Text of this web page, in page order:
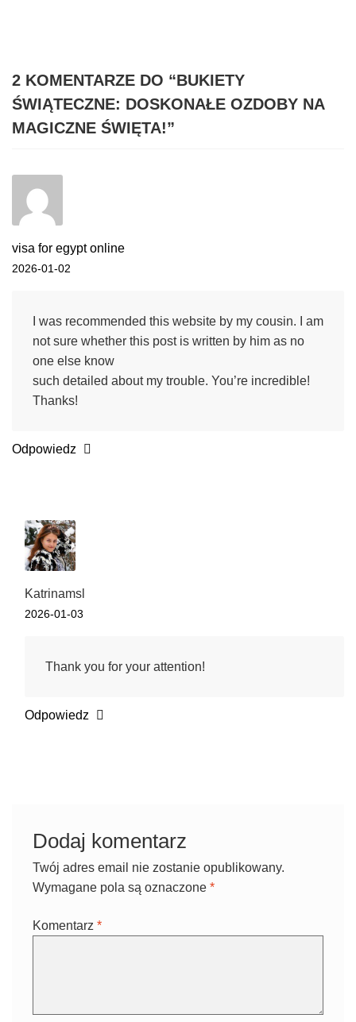
2 KOMENTARZE DO “BUKIETY
ŚWIĄTECZNE: DOSKONAŁE OZDOBY NA
MAGICZNE ŚWIĘTA!”
visa for egypt online
2026-01-02
I was recommended this website by my cousin. I am
not sure whether this post is written by him as no
one else know
such detailed about my trouble. You’re incredible!
Thanks!
Odpowiedz
Katrinamsl
2026-01-03
Thank you for your attention!
Odpowiedz
Dodaj komentarz
Twój adres email nie zostanie opublikowany.
Wymagane pola są oznaczone *
Komentarz *